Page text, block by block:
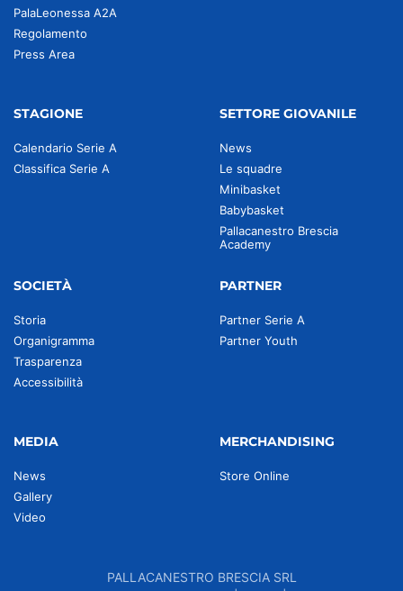
PalaLeonessa A2A
Regolamento
Press Area
STAGIONE
Calendario Serie A
Classifica Serie A
SETTORE GIOVANILE
News
Le squadre
Minibasket
Babybasket
Pallacanestro Brescia
Academy
SOCIETÀ
Storia
Organigramma
Trasparenza
Accessibilità
PARTNER
Partner Serie A
Partner Youth
MEDIA
News
Gallery
Video
MERCHANDISING
Store Online
PALLACANESTRO BRESCIA SRL